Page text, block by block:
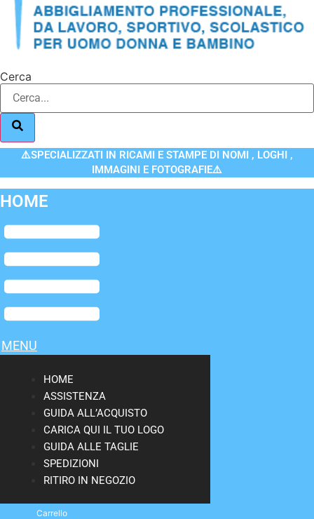
Cerca
⚠️SPECIALIZZATI IN RICAMI E STAMPE DI NOMI , LOGHI ,
IMMAGINI E FOTOGRAFIE⚠️
HOME
Flyout
Menu
MENU
HOME
ASSISTENZA
GUIDA ALL’ACQUISTO
CARICA QUI IL TUO LOGO
GUIDA ALLE TAGLIE
SPEDIZIONI
RITIRO IN NEGOZIO
Carrello